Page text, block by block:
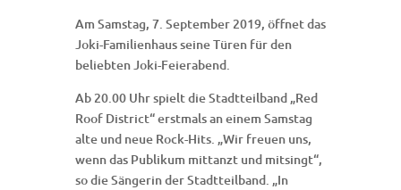
Am Samstag, 7. September 2019, öffnet das
Joki-Familienhaus seine Türen für den
beliebten Joki-Feierabend.
Ab 20.00 Uhr spielt die Stadtteilband „Red
Roof District“ erstmals an einem Samstag
alte und neue Rock-Hits. „Wir freuen uns,
wenn das Publikum mittanzt und mitsingt“,
so die Sängerin der Stadtteilband. „In